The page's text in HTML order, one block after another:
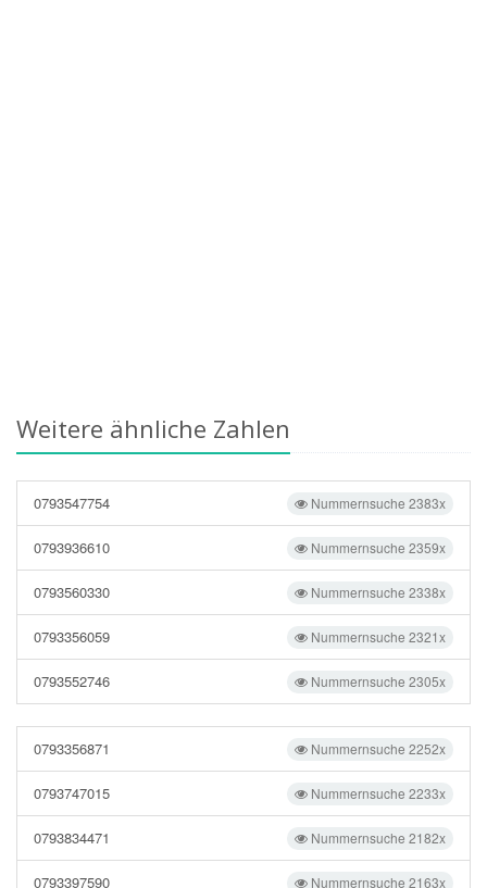
Weitere ähnliche Zahlen
Nummernsuche 2383x
0793547754
Nummernsuche 2359x
0793936610
Nummernsuche 2338x
0793560330
Nummernsuche 2321x
0793356059
Nummernsuche 2305x
0793552746
Nummernsuche 2252x
0793356871
Nummernsuche 2233x
0793747015
Nummernsuche 2182x
0793834471
Nummernsuche 2163x
0793397590